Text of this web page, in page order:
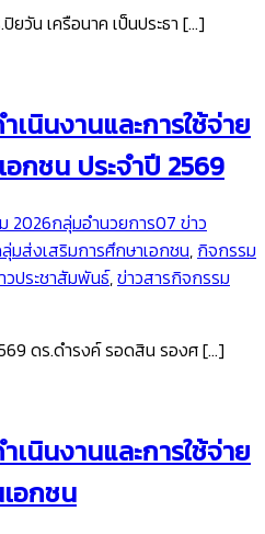
วัน เครือนาค เป็นประธา […]
นินงานและการใช้จ่าย
อกชน ประจำปี 2569
2026กลุ่มอำนวยการ07 ข่าว
มส่งเสริมการศึกษาเอกชน, กิจกรรม
วประชาสัมพันธ์,ข่าวสารกิจกรรม
ดร.ดำรงค์ รอดสิน รองศ […]
นินงานและการใช้จ่าย
อกชน